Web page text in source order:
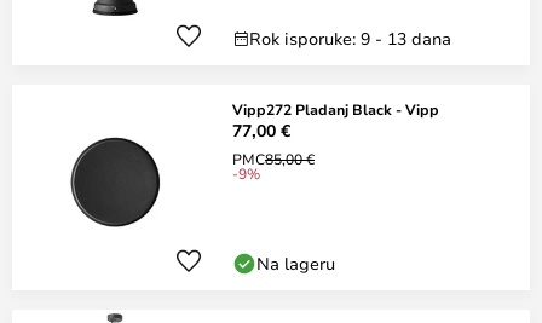
Rok isporuke: 9 - 13 dana
Vipp272 Pladanj Black - Vipp
77,00 €
PMC85,00 €
-9%
Na lageru